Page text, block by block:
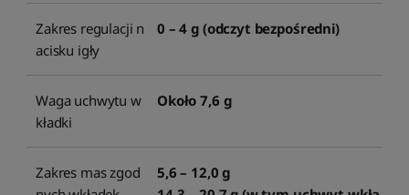
Zakres regulacji n
acisku igły
0 – 4 g (odczyt bezpośredni)
Waga uchwytu w
kładki
Około 7,6 g
Zakres mas zgod
5,6 – 12,0 g